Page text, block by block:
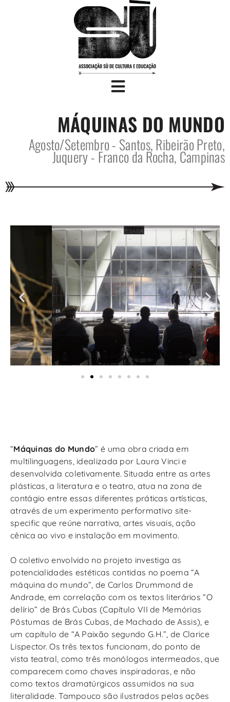
MÁQUINAS DO MUNDO
Agosto/Setembro - Santos, Ribeirão Preto,
Juquery - Franco da Rocha, Campinas
“Máquinas do Mundo” é uma obra criada em
multilinguagens, idealizada por Laura Vinci e
desenvolvida coletivamente. Situada entre as artes
plásticas, a literatura e o teatro, atua na zona de
contágio entre essas diferentes práticas artísticas,
através de um experimento performativo site-
specific que reúne narrativa, artes visuais, ação
cênica ao vivo e instalação em movimento.
O coletivo envolvido no projeto investiga as
potencialidades estéticas contidas no poema “A
máquina do mundo”, de Carlos Drummond de
Andrade, em correlação com os textos literários “O
delírio” de Brás Cubas (Capítulo VII de Memórias
Póstumas de Brás Cubas, de Machado de Assis), e
um capítulo de “A Paixão segundo G.H.”, de Clarice
Lispector. Os três textos funcionam, do ponto de
vista teatral, como três monólogos intermeados, que
comparecem como chaves inspiradoras, e não
como textos dramatúrgicos assumidos na sua
literalidade. Tampouco são ilustrados pelas ações